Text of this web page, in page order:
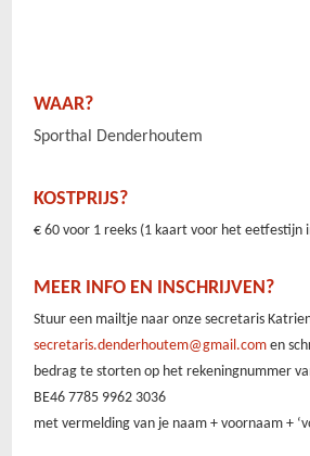
WAAR?
Sporthal Denderhoutem
KOSTPRIJS?
€ 60 voor 1 reeks (1 kaart voor het eetfestijn
MEER INFO EN INSCHRIJVEN?
Stuur een mailtje naar onze secretaris
secretaris.denderhoutem@gmail.com en
bedrag te storten op het rekeningnummer
BE46 7785 9962 3036
met vermelding van je naam + voornaam +